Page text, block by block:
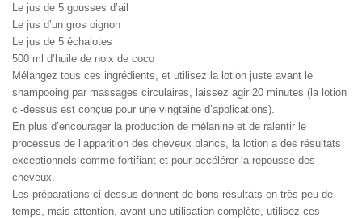
Le jus de 5 gousses d’ail
Le jus d’un gros oignon
Le jus de 5 échalotes
500 ml d’huile de noix de coco
Mélangez tous ces ingrédients, et utilisez la lotion juste avant le
shampooing par massages circulaires, laissez agir 20 minutes (la lotion
ci-dessus est conçue pour une vingtaine d’applications).
En plus d’encourager la production de mélanine et de ralentir le
processus de l’apparition des cheveux blancs, la lotion a des résultats
exceptionnels comme fortifiant et pour accélérer la repousse des
cheveux.
Les préparations ci-dessus donnent de bons résultats en très peu de
temps, mais attention, avant une utilisation complète, utilisez ces